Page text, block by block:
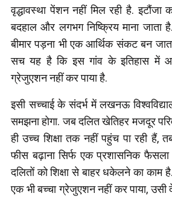
वृद्धावस्था पेंशन नहीं मिल रही है. इटौंजा
बदहाल और लगभग निष्क्रिय माना जाता
बीमार पड़ना भी एक आर्थिक संकट बन
सच यह है कि इस गांव के इतिहास में
ग्रेजुएशन नहीं कर पाया है.
इसी सच्चाई के संदर्भ में लखनऊ
समझना होगा. जब दलित खेतिहर मजदूर
ही उच्च शिक्षा तक नहीं पहुंच पा रही
फीस बढ़ाना सिर्फ एक प्रशासनिक
दलितों को शिक्षा से बाहर धकेलने का
एक भी बच्चा ग्रेजुएशन नहीं कर पाया, उसी